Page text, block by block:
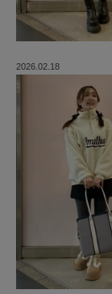
2026.02.18